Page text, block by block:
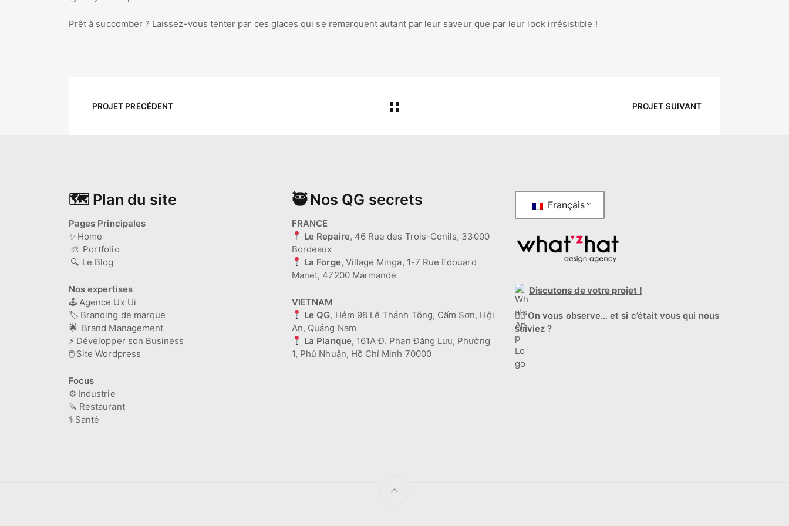
Prêt à succomber ? Laissez-vous tenter par ces glaces qui se remarquent autant par leur saveur que par leur look irrésistible !
PROJET PRÉCÉDENT PROJET SUIVANT
🗺️ Plan du site
Pages Principales
✨ Home
🎨 Portfolio
🔍 Le Blog
Nos expertises
🕹️ Agence Ux Ui
🏷️ Branding de marque
🌟 Brand Management
⚡ Développer son Business
🖱️ Site Wordpress
Focus
⚙️ Industrie
🔪 Restaurant
⚕️ Santé
🥷 Nos QG secrets
FRANCE
Le Repaire, 46 Rue des Trois-Conils, 33000
Bordeaux
La Forge, Village Minga, 1-7 Rue Edouard
Manet, 47200 Marmande
VIETNAM
Le QG, Hẻm 98 Lê Thánh Tông, Cẩm Sơn, Hội
An, Quảng Nam
La Planque, 161A Đ. Phan Đăng Lưu, Phường
1, Phú Nhuận, Hồ Chí Minh 70000
Français
Discutons de votre projet !
🕵️‍♂️On vous observe… et si c’était vous qui nous
suiviez ?